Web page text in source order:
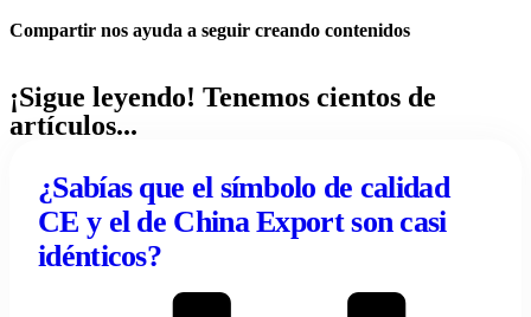
Compartir nos ayuda a seguir creando contenidos
¡Sigue leyendo! Tenemos cientos de
artículos...
¿Sabías que el símbolo de calidad
CE y el de China Export son casi
idénticos?